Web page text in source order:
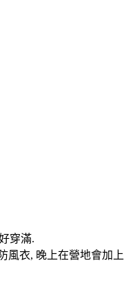
穿滿.
風衣, 晚上在營地會加